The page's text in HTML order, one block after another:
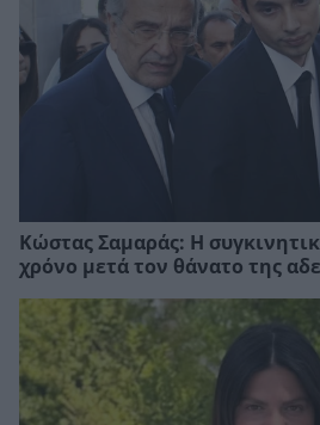
Κώστας Σαμαράς: Η
χρόνο μετά τον θάνατο της